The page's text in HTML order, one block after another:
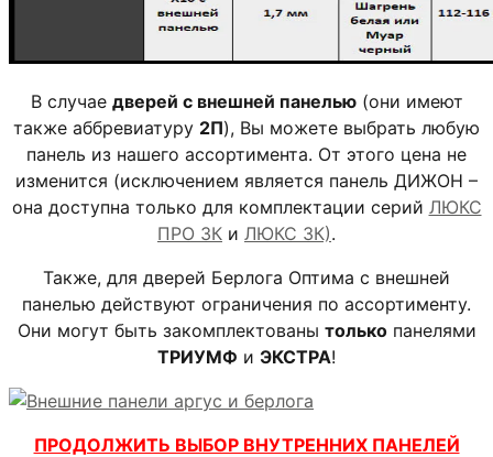
В случае дверей с внешней панелью(они имеют
также аббревиатуру 2П), Вы можете выбрать любую
панель из нашего ассортимента. От этого цена не
изменится (исключением является панель ДИЖОН –
она доступна только для комплектации серий ЛЮКС
ПРО 3К и ЛЮКС 3К).
Также, для дверей Берлога Оптима с внешней
панелью действуют ограничения по ассортименту.
Они могут быть закомплектованы толькопанелями
ТРИУМФ и ЭКСТРА!
ПРОДОЛЖИТЬ ВЫБОР ВНУТРЕННИХ ПАНЕЛЕЙ